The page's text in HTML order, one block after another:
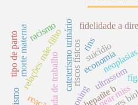
hepatite b
ultrassom
cateterismo urinário
near miss
fidelidade a
jornada de trabalho
relações mãe-filho riscos físicos
fatores
morte materna economia
suicídio
rins
racismo
tipo de parto